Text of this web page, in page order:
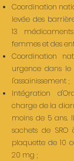
Coordination
levée des
13
femmes et des
Coordination
urgence dans le
l'assainissement ;
Intégration
charge de la
moins de 5 ans.
sachets de
plaquette de 10
20 mg ;